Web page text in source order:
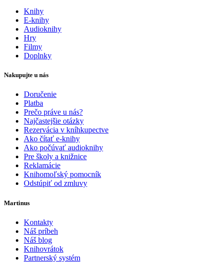
Knihy
E-knihy
Audioknihy
Hry
Filmy
Doplnky
Nakupujte u nás
Doručenie
Platba
Prečo práve u nás?
Najčastejšie otázky
Rezervácia v kníhkupectve
Ako čítať e-knihy
Ako počúvať audioknihy
Pre školy a knižnice
Reklamácie
Knihomoľský pomocník
Odstúpiť od zmluvy
Martinus
Kontakty
Náš príbeh
Náš blog
Knihovrátok
Partnerský systém